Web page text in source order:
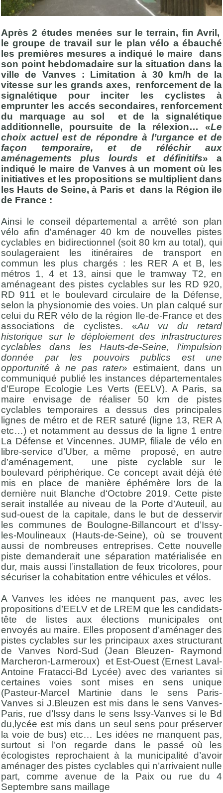
Après 2 études menées sur le terrain, fin Avril,
le groupe de travail sur le plan vélo a ébauché
les premières mesures a indiqué le maire dans
son point hebdomadaire sur la situation dans la
ville de Vanves : Limitation à 30 km/h de la
vitesse sur les grands axes, renforcement de la
signalétique pour inciter les cyclistes à
emprunter les accés secondaires, renforcement
du marquage au sol et de la signalétique
additionnelle, poursuite de la rélexion… «Le
choix actuel est de répondre à l’urgance et de
façon temporaire, et de réléchir aux
aménagements plus lourds et définitifs» a
indiqué le maire de Vanves à un moment où les
initiatives et les propositions se multiplient dans
les Hauts de Seine, à Paris et dans la Région ile
de France :
Ainsi le conseil départemental a arrêté son plan
vélo afin d'aménager 40 km de nouvelles pistes
cyclables en bidirectionnel (soit 80 km au total), qui
soulageraient les itinéraires de transport en
commun les plus chargés : les RER A et B, les
métros 1, 4 et 13, ainsi que le tramway T2, en
aménageant des pistes cyclables sur les RD 920,
RD 911 et le boulevard circulaire de la Défense,
selon la physionomie des voies. Un plan calqué sur
celui du RER vélo de la région Ile-de-France et des
associations de cyclistes. «Au vu du retard
historique sur le déploiement des infrastructures
cyclables dans les Hauts-de-Seine, l'impulsion
donnée par les pouvoirs publics est une
opportunité à ne pas rater» estimaient, dans un
communiqué publié les instances départementales
d'Europe Ecologie Les Verts (EELV). A Paris, sa
maire envisage de réaliser 50 km de pistes
cyclables temporaires a dessus des principales
lignes de métro et de RER saturé (ligne 13, RER A
etc…) et notamment au dessus de la ligne 1 entre
La Défense et Vincennes. JUMP, filiale de vélo en
libre-service d’Uber, a même proposé, en autre
d’aménagement, une piste cyclable sur le
boulevard périphérique. Ce concept avait déjà été
mis en place de manière éphémère lors de la
dernière nuit Blanche d‘Octobre 2019. Cette piste
serait installée au niveau de la Porte d’Auteuil, au
sud-ouest de la capitale, dans le but de desservir
les communes de Boulogne-Billancourt et d’Issy-
les-Moulineaux (Hauts-de-Seine), où se trouvent
aussi de nombreuses entreprises. Cette nouvelle
piste demanderait une séparation matérialisée en
dur, mais aussi l’installation de feux tricolores, pour
sécuriser la cohabitation entre véhicules et vélos.
A Vanves les idées ne manquent pas, avec les
propositions d’EELV et de LREM que les candidats-
tête de listes aux élections municipales ont
envoyés au maire. Elles proposent d’aménager des
pistes cyclables sur les principaux axes structurant
de Vanves Nord-Sud (Jean Bleuzen- Raymond
Marcheron-Larmeroux) et Est-Ouest (Ernest Laval-
Antoine Fratacci-Bd Lycée) avec des variantes si
certaines voies sont mises en sens unique
(Pasteur-Marcel Martinie dans le sens Paris-
Vanves si J.Bleuzen est mis dans le sens Vanves-
Paris, rue d’Issy dans le sens Issy-Vanves si le Bd
du,lycée est mis dans un seul sens pour préserver
la voie de bus) etc… Les idées ne manquent pas,
surtout si l’on regarde dans le passé où les
écologistes reprochaient à la municipalité d’avoir
aménager des pistes cyclables qui n’arrivaient nulle
part, comme avenue de la Paix ou rue du 4
Septembre sans maillage